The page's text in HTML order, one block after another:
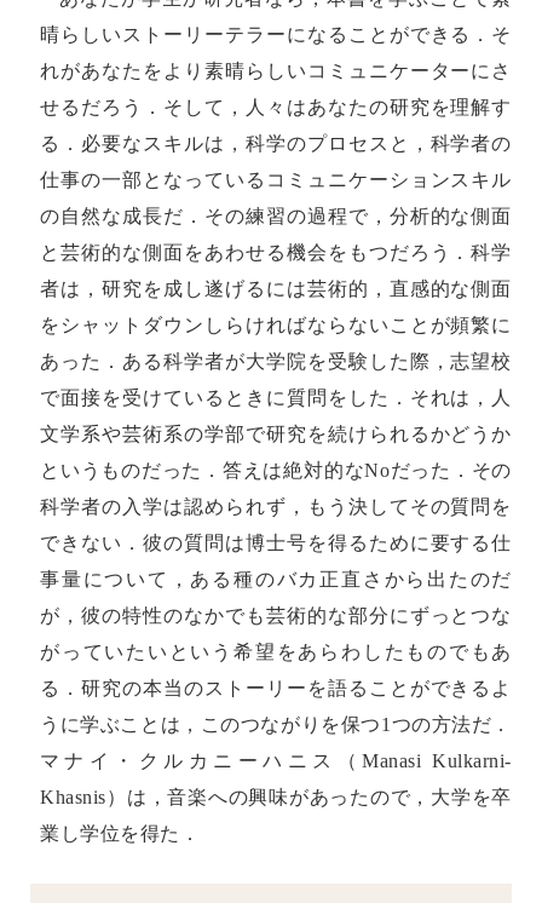
晴らしいストーリーテラーになることができる．そ
れがあなたをより素晴らしいコミュニケーターにさ
せるだろう．そして，人々はあなたの研究を理解す
る．必要なスキルは，科学のプロセスと，科学者の
仕事の一部となっているコミュニケーションスキル
の自然な成長だ．その練習の過程で，分析的な側面
と芸術的な側面をあわせる機会をもつだろう．科学
者は，研究を成し遂げるには芸術的，直感的な側面
をシャットダウンしらければならないことが頻繁に
あった．ある科学者が大学院を受験した際，志望校
で面接を受けているときに質問をした．それは，人
文学系や芸術系の学部で研究を続けられるかどうか
というものだった．答えは絶対的なNoだった．その
科学者の入学は認められず，もう決してその質問を
できない．彼の質問は博士号を得るために要する仕
事量について，ある種のバカ正直さから出たのだ
が，彼の特性のなかでも芸術的な部分にずっとつな
がっていたいという希望をあらわしたものでもあ
る．研究の本当のストーリーを語ることができるよ
うに学ぶことは，このつながりを保つ1つの方法だ．
マナイ・クルカニーハニス（Manasi Kulkarni-
Khasnis）は，音楽への興味があったので，大学を卒
業し学位を得た．